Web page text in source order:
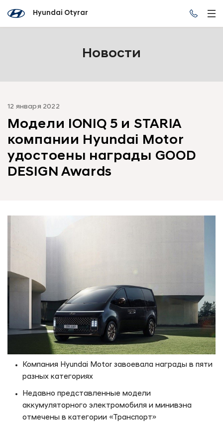
Hyundai Otyrar
Новости
12 января 2022
Модели IONIQ 5 и STARIA
компании Hyundai Motor
удостоены награды GOOD
DESIGN Awards
Компания Hyundai Motor завоевала награды в пяти
разных категориях
Недавно представленные модели
аккумуляторного электромобиля и минивэна
отмечены в категории «Транспорт»